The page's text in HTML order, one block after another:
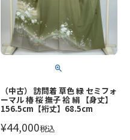
（中古） 訪問着 草色 緑 セミフォ
ーマル 椿 桜 撫子 袷 絹 【身丈】
156.5cm【裄丈】68.5cm
¥44,000税込